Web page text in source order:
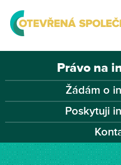
Právo na
Žádám o
Poskytuji